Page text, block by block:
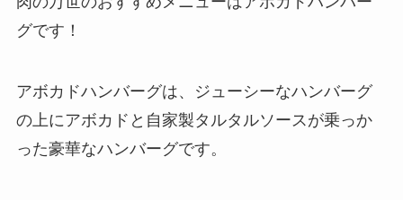
グです！
アボカドハンバーグは、ジューシーなハンバーグ
の上にアボカドと自家製タルタルソースが乗っか
った豪華なハンバーグです。